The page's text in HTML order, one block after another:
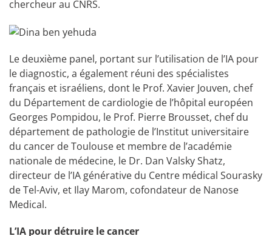
chercheur au CNRS.
Le deuxième panel, portant sur l’utilisation de l’IA pour
le diagnostic, a également réuni des spécialistes
français et israéliens, dont le Prof. Xavier Jouven, chef
du Département de cardiologie de l’hôpital européen
Georges Pompidou, le Prof. Pierre Brousset, chef du
département de pathologie de l’Institut universitaire
du cancer de Toulouse et membre de l’académie
nationale de médecine, le Dr. Dan Valsky Shatz,
directeur de l’IA générative du Centre médical Sourasky
de Tel-Aviv, et Ilay Marom, cofondateur de Nanose
Medical.
L’IA pour détruire le cancer